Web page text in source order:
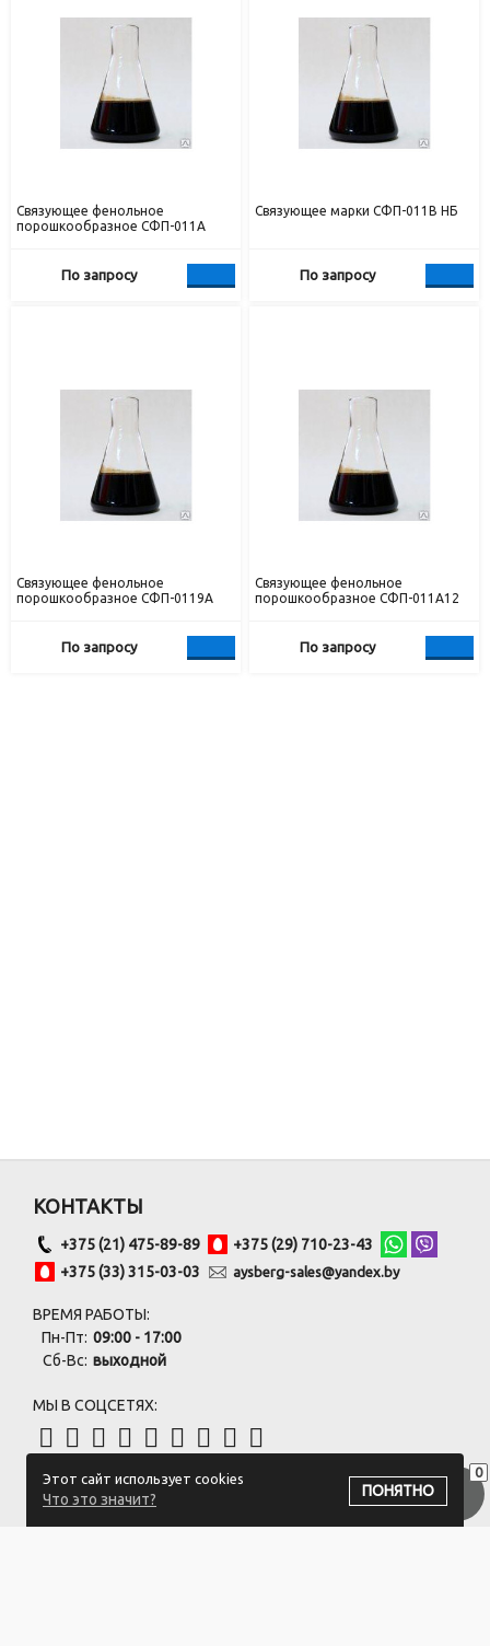
Связующее фенольное
порошкообразное СФП-011А
По запросу
Связующее марки СФП-011В НБ
По запросу
Связующее фенольное
порошкообразное СФП-0119А
По запросу
Связующее фенольное
порошкообразное СФП-011А12
По запросу
0
Этот сайт использует cookies
Что это значит?
ПОНЯТНО
КОНТАКТЫ
+375 (21) 475-89-89
+375 (29) 710-23-43
+375 (33) 315-03-03
aysberg-sales@yandex.by
ВРЕМЯ РАБОТЫ:
Пн-Пт: 09:00 - 17:00
Сб-Вс: выходной
МЫ В СОЦСЕТЯХ:
ПОДПИСАТЬСЯ НА РАССЫЛКУ